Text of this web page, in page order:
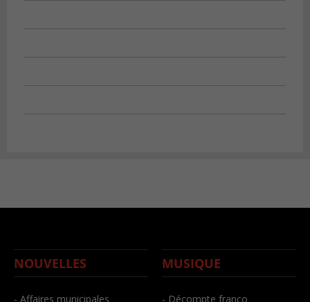
NOUVELLES
- Affaires municipales
MUSIQUE
- Décompte franco